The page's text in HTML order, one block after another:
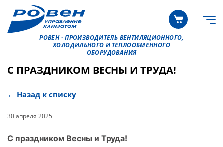
РОВЕН - ПРОИЗВОДИТЕЛЬ ВЕНТИЛЯЦИОННОГО,
ХОЛОДИЛЬНОГО И ТЕПЛООБМЕННОГО
ОБОРУДОВАНИЯ
С ПРАЗДНИКОМ ВЕСНЫ И ТРУДА!
← Назад к списку
30 апреля 2025
С праздником Весны и Труда!